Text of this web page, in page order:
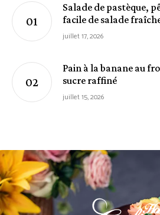
Salade de pastèque,
facile de salade
juillet 17, 2026
Pain à la banane au
sucre raffiné
juillet 15, 2026